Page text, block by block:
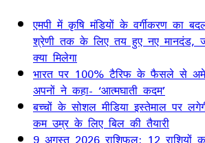
एमपी में कृषि मंडियों के वर्गीकरण का
श्रेणी तक के लिए तय हुए नए मानदंड,
क्या मिलेगा
भारत पर 100% टैरिफ के फैसले से
अपनों ने कहा- ‘आत्मघाती कदम’
बच्चों के सोशल मीडिया इस्तेमाल पर
कम उम्र के लिए बिल की तैयारी